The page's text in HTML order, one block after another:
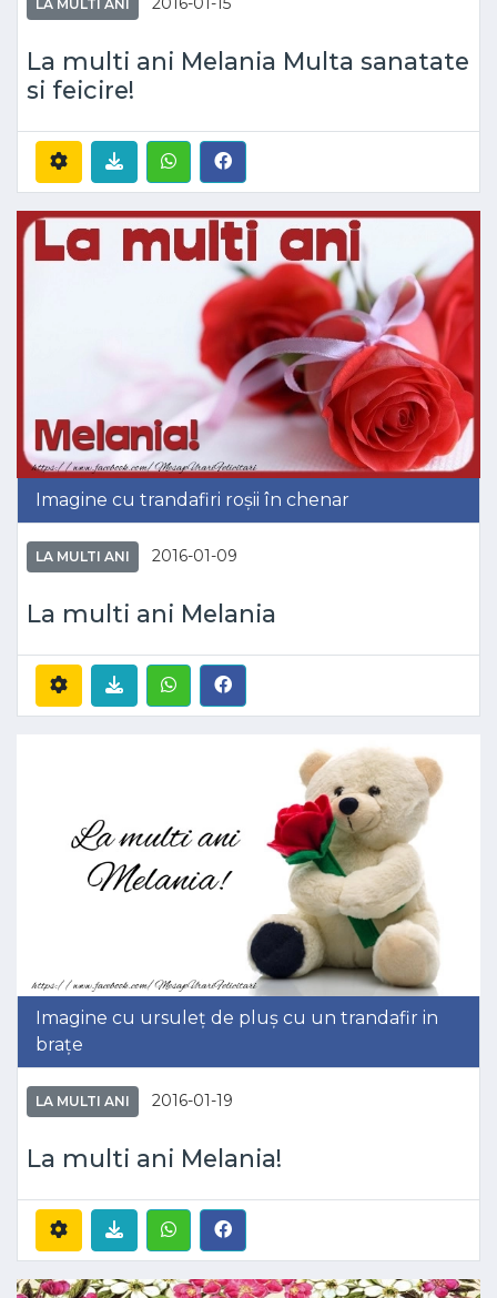
LA MULTI ANI
La multi ani Melania Multa sanatate
si feicire!
Imagine cu trandafiri roșii în chenar
LA MULTI ANI 2016-01-09
La multi ani Melania
Imagine cu ursuleț de pluș cu un trandafir in
brațe
LA MULTI ANI 2016-01-19
La multi ani Melania!